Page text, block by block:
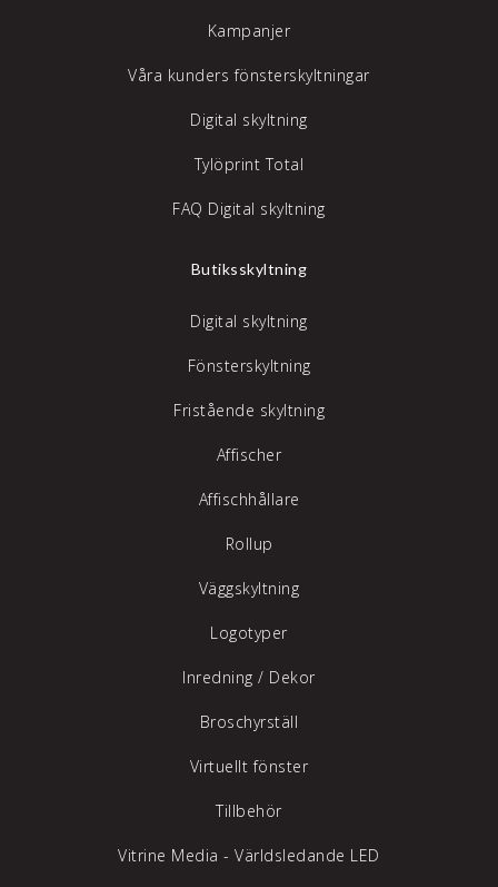
Kampanjer
Våra kunders fönsterskyltningar
Digital skyltning
Tylöprint Total
FAQ Digital skyltning
Butiksskyltning
Digital skyltning
Fönsterskyltning
Fristående skyltning
Affischer
Affischhållare
Rollup
Väggskyltning
Logotyper
Inredning / Dekor
Broschyrställ
Virtuellt fönster
Tillbehör
Vitrine Media - Världsledande LED